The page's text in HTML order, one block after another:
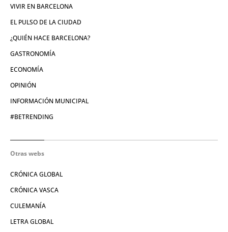
VIVIR EN BARCELONA
EL PULSO DE LA CIUDAD
¿QUIÉN HACE BARCELONA?
GASTRONOMÍA
ECONOMÍA
OPINIÓN
INFORMACIÓN MUNICIPAL
#BETRENDING
Otras webs
CRÓNICA GLOBAL
CRÓNICA VASCA
CULEMANÍA
LETRA GLOBAL